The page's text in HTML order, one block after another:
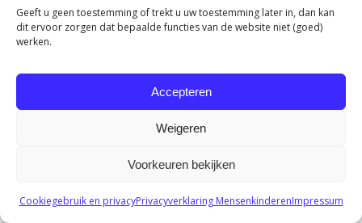
Geeft u geen toestemming of trekt u uw toestemming later in, dan kan
dit ervoor zorgen dat bepaalde functies van de website niet (goed)
werken.
Accepteren
Weigeren
Voorkeuren bekijken
Cookiegebruik en privacyPrivacyverklaring MensenkinderenImpressum
Het was overweldigend hoeveel donateurs in 2021 het
project Veld Vol Voedsel van Mensenkinderen hebben
mede door uw financiële bijdrage konden wij snel met
dit project van start gaan.